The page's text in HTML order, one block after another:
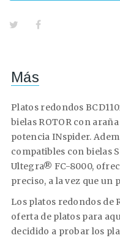
Más
Platos redondos
bielas ROTOR con
potencia INspider.
compatibles con bielas
Ultegra® FC-8000,
preciso, a la vez que un
Los platos redondos de
oferta de platos para
decidido a probar los